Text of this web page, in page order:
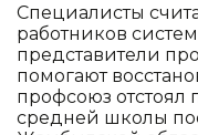
Специалисты
работников
представители
помогают
профсоюз отстоял
средней школы